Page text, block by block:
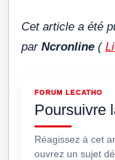
Cet article a été
par Ncronline (
FORUM LECATHO
Poursuivre
Réagissez à cet
ouvrez un sujet